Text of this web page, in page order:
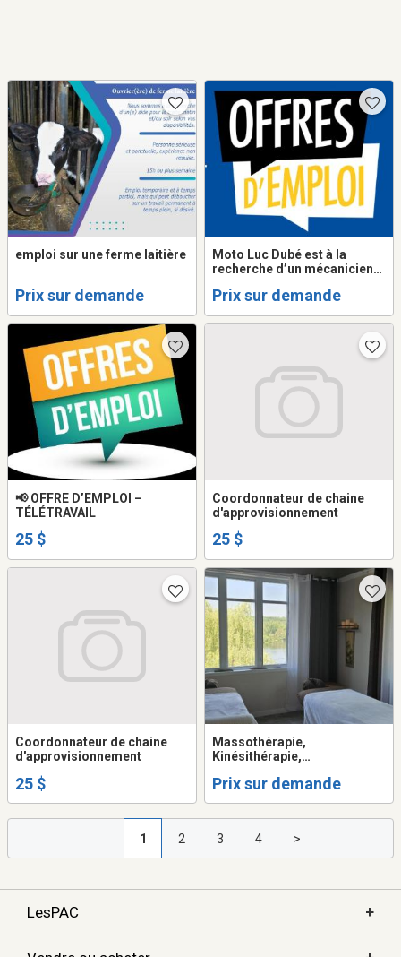
emploi sur une ferme laitière
Prix sur demande
Moto Luc Dubé est à la
recherche d’un mécanicien
Prix sur demande
📢 OFFRE D’EMPLOI –
TÉLÉTRAVAIL
25 $
Coordonnateur de chaine
d'approvisionnement
25 $
Coordonnateur de chaine
d'approvisionnement
25 $
Massothérapie,
Kinésithérapie,
Prix sur demande
1 2 3 4 >
LesPAC +